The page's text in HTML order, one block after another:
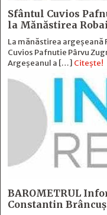
Sfântul Cuvios
la Mănăstirea
La mănăstirea argeșeană
Cuvios Pafnutie Pârvu
Argeșeanul a […] Citește!
BAROMETRUL
Constantin